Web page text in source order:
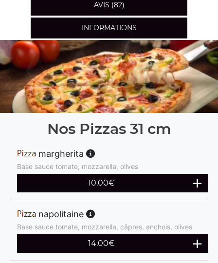
AVIS (82)
INFORMATIONS
Nos Pizzas 31 cm
margherita
Base sauce tomate, mozzarella, olives
10.00€
napolitaine
Base sauce tomate, mozzarella, câpres, anchois, olives
14.00€